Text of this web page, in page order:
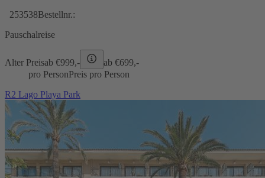
253538Bestellnr.:
Pauschalreise
Alter Preisab €999,- ab €699,-
pro PersonPreis pro Person
R2 Lago Playa Park